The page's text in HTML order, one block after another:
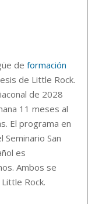
de formación
de Little Rock.
de 2028
11 meses al
El programa en
San
es
Ambos se
Rock.